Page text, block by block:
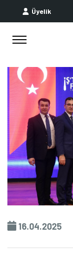
Üyelik
16.04.2025